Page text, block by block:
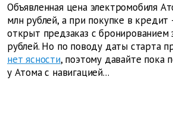
Объявленная цена электромобиля
млн рублей, а при покупке в кредит
открыт предзаказ с бронированием
рублей. Но по поводу даты старта
нет ясности, поэтому давайте пока
у Атома с навигацией...